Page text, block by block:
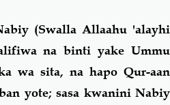
(Swalla Allaahu 'alayhi
na binti yake Ummu
wa sita, na hapo Qur-aan
yote; sasa kwanini Nabiy